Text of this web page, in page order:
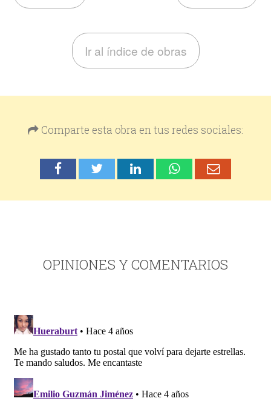
Ir al índice de obras
Comparte esta obra en tus redes sociales:
OPINIONES Y COMENTARIOS